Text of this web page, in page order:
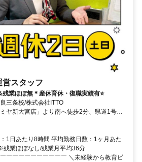
スタッフ
業ほぼ無＊産休育休・復職実績有⭐
三条校/株式会社ITTO
ヤ新大宮店」より南へ徒歩2分、県道1号線
三条店」隣。
1日あたり8時間 平均勤務日数：1ヶ月あた
業ほぼなし/残業月平均36分
￣￣￣￣￣￣￣￣￣￣ ＼未経験から教育ビ